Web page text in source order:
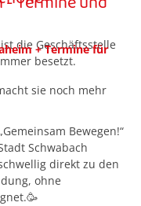
die Geschäftsstelle
besetzt.
+ Termine für
sie noch mehr
Bewegen!“
Schwabach
direkt zu den
ohne